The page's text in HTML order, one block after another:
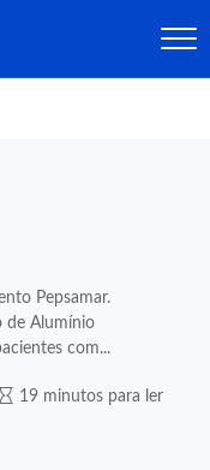
Pepsamar.
de Alumínio
com...
19 minutos para ler